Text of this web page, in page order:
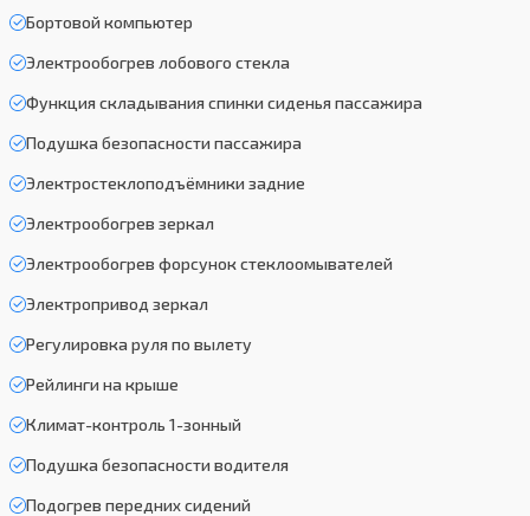
Бортовой компьютер
Электрообогрев лобового стекла
Функция складывания спинки сиденья пассажира
Подушка безопасности пассажира
Электростеклоподъёмники задние
Электрообогрев зеркал
Электрообогрев форсунок стеклоомывателей
Электропривод зеркал
Регулировка руля по вылету
Рейлинги на крыше
Климат-контроль 1-зонный
Подушка безопасности водителя
Подогрев передних сидений